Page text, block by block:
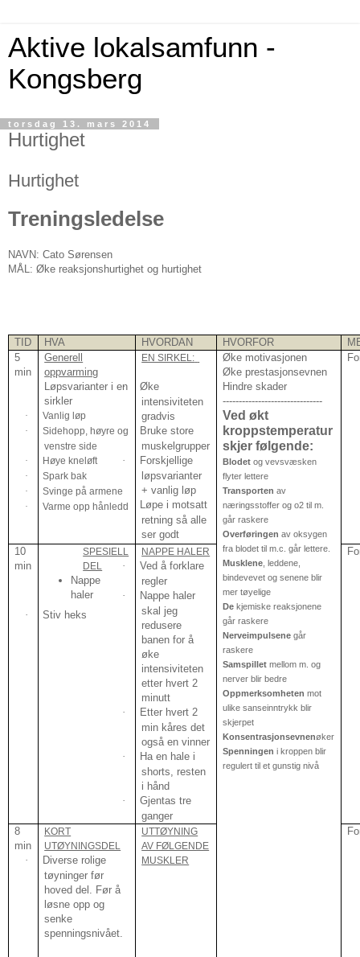
Aktive lokalsamfunn -
Kongsberg
torsdag 13. mars 2014
Hurtighet
Hurtighet
Treningsledelse
NAVN: Cato Sørensen
MÅL: Øke reaksjonshurtighet og hurtighet
TID HVA HVORDAN HVORFOR
5
min
Generell
oppvarming
Løpsvarianter i en
sirkler
·
Vanlig løp
·
Sidehopp, høyre og
venstre side
·
Høye kneløft
·
Spark bak
·
Svinge på armene
·
Varme opp hånledd
EN SIRKEL:
·
Øke
intensiviteten
gradvis
·
Bruke store
muskelgrupper
·
Forskjellige
løpsvarianter
+ vanlig løp
·
Løpe i motsatt
retning så alle
ser godt
Øke motivasjonen
Øke prestasjonsevnen
Hindre skader
-------------------------------
Ved økt
kroppstemperatur
skjer følgende:
Blodet og vevsvæsken
flyter lettere
Transportenav
næringsstoffer og o2 til m.
går raskere
Overføringen av oksygen
fra blodet til m.c. går lettere.
Musklene , leddene,
bindevevet og senene blir
mer tøyelige
De kjemiske reaksjonene
går raskere
Nerveimpulsene går
raskere
Samspilletmellom m. og
nerver blir bedre
Oppmerksomheten mot
ulike sanseinntrykk blir
skjerpet
Konsentrasjonsevnenøker
Spenningen i kroppen blir
regulert til et gunstig nivå
10
min
SPESIELL
DEL
Nappe
haler
·
Stiv heks
NAPPE HALER
·
Ved å forklare
regler
·
Nappe haler
skal jeg
redusere
banen for å
øke
intensiviteten
etter hvert 2
minutt
·
Etter hvert 2
min kåres det
også en vinner
·
Ha en hale i
shorts, resten
i hånd
·
Gjentas tre
ganger
8
min
KORT
UTØYNINGSDEL
·
Diverse rolige
tøyninger før
hoved del. Før å
løsne opp og
senke
spenningsnivået.
UTTØYNING
AV FØLGENDE
MUSKLER